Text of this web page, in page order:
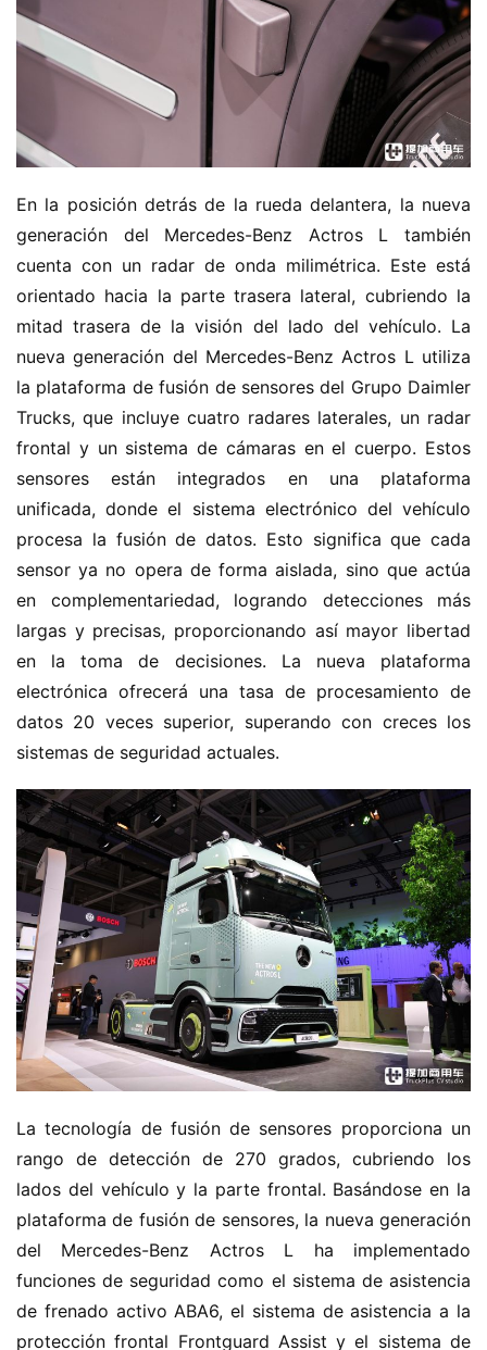
En la posición detrás de la rueda delantera, la nueva
generación del Mercedes-Benz Actros L también
cuenta con un radar de onda milimétrica. Este está
orientado hacia la parte trasera lateral, cubriendo la
mitad trasera de la visión del lado del vehículo. La
nueva generación del Mercedes-Benz Actros L utiliza
la plataforma de fusión de sensores del Grupo Daimler
Trucks, que incluye cuatro radares laterales, un radar
frontal y un sistema de cámaras en el cuerpo. Estos
sensores están integrados en una plataforma
unificada, donde el sistema electrónico del vehículo
procesa la fusión de datos. Esto significa que cada
sensor ya no opera de forma aislada, sino que actúa
en complementariedad, logrando detecciones más
largas y precisas, proporcionando así mayor libertad
en la toma de decisiones. La nueva plataforma
electrónica ofrecerá una tasa de procesamiento de
datos 20 veces superior, superando con creces los
sistemas de seguridad actuales.
La tecnología de fusión de sensores proporciona un
rango de detección de 270 grados, cubriendo los
lados del vehículo y la parte frontal. Basándose en la
plataforma de fusión de sensores, la nueva generación
del Mercedes-Benz Actros L ha implementado
funciones de seguridad como el sistema de asistencia
de frenado activo ABA6, el sistema de asistencia a la
protección frontal Frontguard Assist y el sistema de